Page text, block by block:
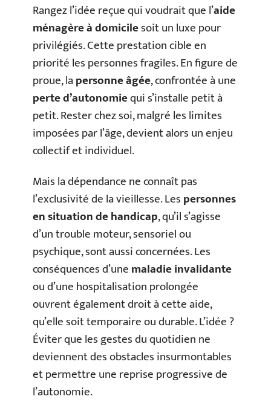
Rangez l’idée reçue qui voudrait que l’aide
ménagère à domicilesoit un luxe pour
privilégiés. Cette prestation cible en
priorité les personnes fragiles. En figure de
proue, lapersonne âgée, confrontée à une
perte d’autonomiequi s’installe petit à
petit. Rester chez soi, malgré les limites
imposées par l’âge, devient alors un enjeu
collectif et individuel.
Mais la dépendance ne connaît pas
l’exclusivité de la vieillesse. Lespersonnes
en situation de handicap, qu’il s’agisse
d’un trouble moteur, sensoriel ou
psychique, sont aussi concernées. Les
conséquences d’unemaladie invalidante
ou d’une hospitalisation prolongée
ouvrent également droit à cette aide,
qu’elle soit temporaire ou durable. L’idée ?
Éviter que les gestes du quotidien ne
deviennent des obstacles insurmontables
et permettre une reprise progressive de
l’autonomie.